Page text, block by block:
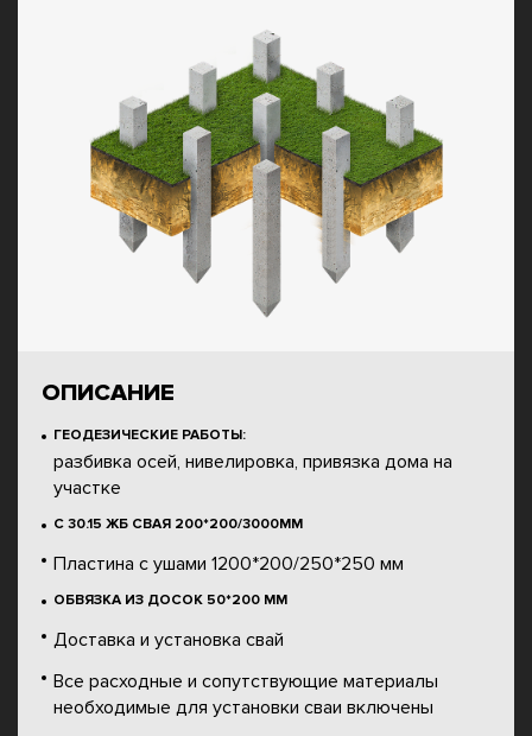
ОПИСАНИЕ
ГЕОДЕЗИЧЕСКИЕ РАБОТЫ:
разбивка осей, нивелировка, привязка дома на
участке
С 30.15 ЖБ СВАЯ 200*200/3000ММ
Пластина с ушами 1200*200/250*250 мм
ОБВЯЗКА ИЗ ДОСОК 50*200 ММ
Доставка и установка свай
Все расходные и сопутствующие материалы
необходимые для установки сваи включены